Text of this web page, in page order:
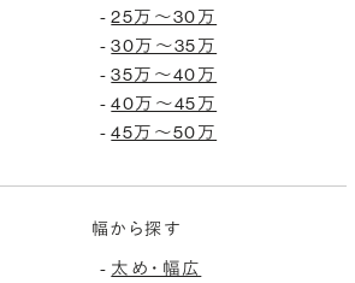
-25万〜30万
-30万〜35万
-35万〜40万
-40万〜45万
-45万〜50万
幅から探す
- 太め・幅広